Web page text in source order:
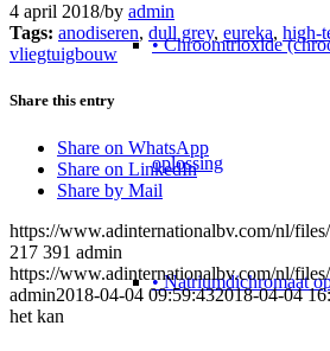
• Chroomtrioxide
oplossing
• Natriumdichromaat
4 april 2018/by admin
Tags: anodiseren, dull grey, eureka, high-
vliegtuigbouw
Share this entry
Share on WhatsApp
Share on LinkedIn
Share by Mail
https://www.adinternationalbv.com/nl/
217 391 admin
https://www.adinternationalbv.com/nl/
admin2018-04-04 09:59:432018-04-04
het kan